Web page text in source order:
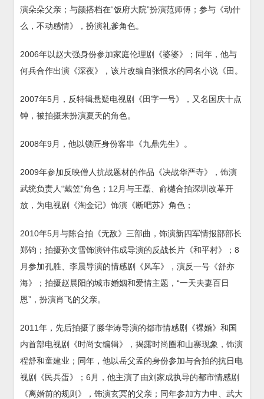
演朵朵父亲；与颜搭档在“饭府大院”扮演范师傅；参与《动什
么，不动感情》，扮演礼爹角色。
2006年以赵大强身份参加家庭伦理剧《婆婆》；同年，他与
何兵合作出演《深夜》，该片改编自张恨水的同名小说《田。
2007年5月，反特辑悬疑电视剧《田字一号》，又名国庆十点
钟，被拍摄来扮演夏天的角色。
2008年9月，他以锁匠身份客串《九鼎先生》。
2009年参加反映僧人抗战题材的作品《决战华严寺》，饰演
武统负责人“戴笠”角色；12月与王磊、俞樾合拍深圳改革开
放，为电视剧《淘金记》饰演《断吧苏》角色；
2010年5月与陈合拍《无敌》三部曲，饰演新四军情报部部长
郑钧；拍摄孙文雪饰演钟伟成导演的反战长片《和平村》；8
月参加孔胜、李晨导演的情感剧《风车》，演反一号《舒亦
海》；拍摄赵晨阳的城市婚姻和爱情主题，“一天夫妻百日
恩”，扮演肖飞的父亲。
2011年，先后拍摄了滕华涛导演的都市情感剧《裸婚》和国
内首部电视剧《时尚女编辑》，揭露时尚圈和山寨现象，饰演
程舒和童建业；同年，他以岳父孟的身份参加与合拍的抗日电
视剧《民兵蛋》；6月，他主演了由刘家成执导的都市情感剧
《离婚前的规则》，饰演玄冥的父亲；同年参加方力申、武大